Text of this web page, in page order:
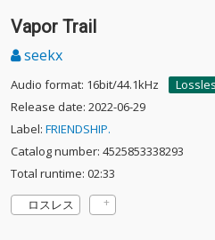
Vapor Trail
seekx
Audio format: 16bit/44.1kHz
Release date: 2022-06-29
Label: FRIENDSHIP.
Catalog number: 4525853338293
Total runtime: 02:33
ロスレス